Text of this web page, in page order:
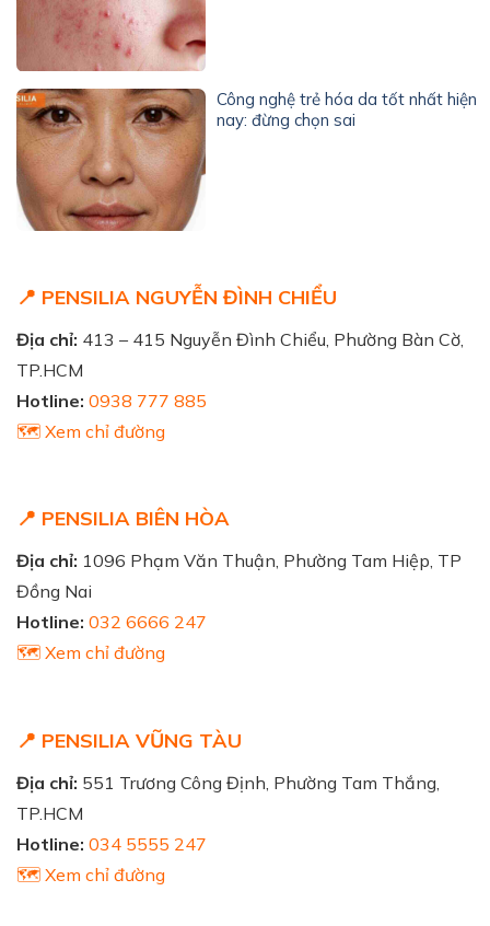
Công nghệ trẻ hóa da tốt nhất hiện
nay: đừng chọn sai
📍 PENSILIA NGUYỄN ĐÌNH CHIỂU
Địa chỉ: 413 – 415 Nguyễn Đình Chiểu, Phường Bàn Cờ,
TP.HCM
Hotline: 0938 777 885
🗺️ Xem chỉ đường
📍 PENSILIA BIÊN HÒA
Địa chỉ: 1096 Phạm Văn Thuận, Phường Tam Hiệp, TP
Đồng Nai
Hotline: 032 6666 247
🗺️ Xem chỉ đường
📍 PENSILIA VŨNG TÀU
Địa chỉ: 551 Trương Công Định, Phường Tam Thắng,
TP.HCM
Hotline: 034 5555 247
🗺️ Xem chỉ đường